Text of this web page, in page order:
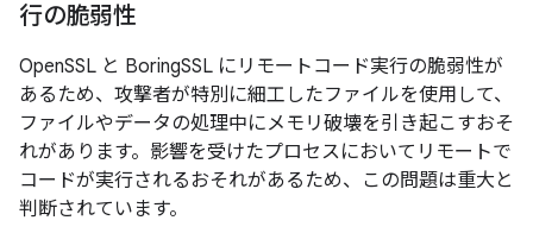
行の脆弱性
OpenSSL と BoringSSL にリモートコード実行の脆弱性が
あるため、攻撃者が特別に細工したファイルを使用して、
ファイルやデータの処理中にメモリ破壊を引き起こすおそ
れがあります。影響を受けたプロセスにおいてリモートで
コードが実行されるおそれがあるため、この問題は重大と
判断されています。